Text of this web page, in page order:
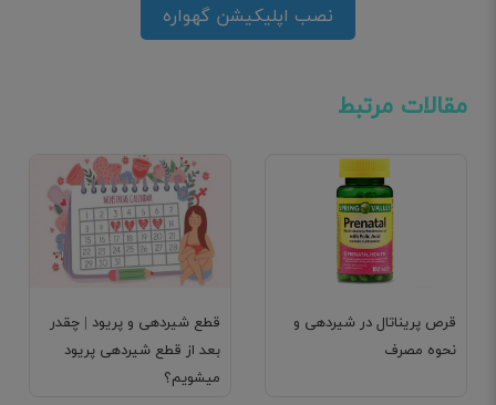
نصب اپلیکیشن گهواره
مقالات مرتبط
قطع شیردهی و پریود | چقدر
بعد از قطع شیردهی پریود
میشویم؟
قرص پریناتال در شیردهی و
نحوه مصرف